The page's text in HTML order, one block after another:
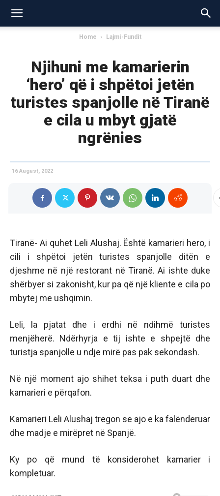
Home Lajmi-Fundit
Njihuni me kamarierin
‘hero’ që i shpëtoi jetën
turistes spanjolle në Tiranë
e cila u mbyt gjatë
ngrënies
16 August, 2022
Tiranë- Ai quhet Leli Alushaj. Është kamarieri hero, i
cili i shpëtoi jetën turistes spanjolle ditën e
djeshme në një restorant në Tiranë. Ai ishte duke
shërbyer si zakonisht, kur pa që një kliente e cila po
mbytej me ushqimin.
Leli, la pjatat dhe i erdhi në ndihmë turistes
menjëherë. Ndërhyrja e tij ishte e shpejtë dhe
turistja spanjolle u ndje mirë pas pak sekondash.
Në një moment ajo shihet teksa i puth duart dhe
kamarieri e përqafon.
Kamarieri Leli Alushaj tregon se ajo e ka falënderuar
dhe madje e mirëpret në Spanjë.
Ky po që mund të konsiderohet kamarier i
kompletuar.